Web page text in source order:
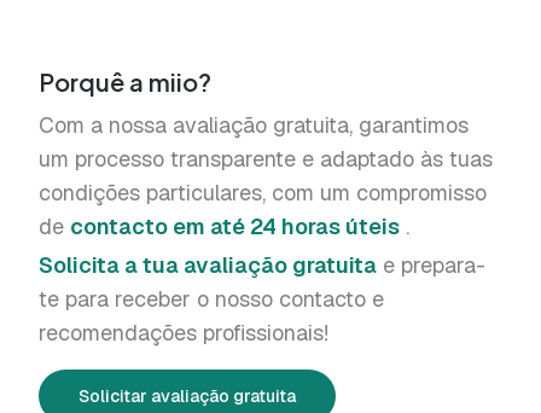
Porquê a miio?
Com a nossa avaliação gratuita, garantimos
um processo transparente e adaptado às tuas
condições particulares, com um compromisso
de contacto em até 24 horas úteis .
Solicita a tua avaliação gratuita e prepara-
te para receber o nosso contacto e
recomendações profissionais!
Solicitar avaliação gratuita